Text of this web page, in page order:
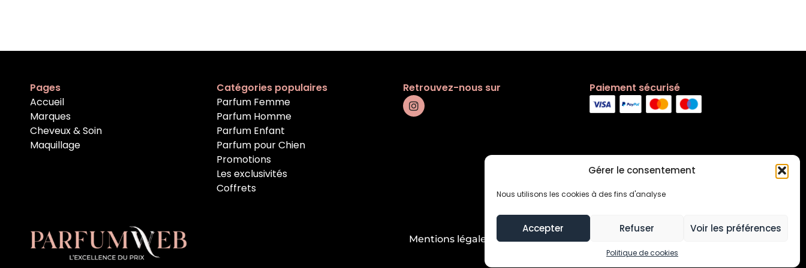
Gérer le consentement
Nous utilisons les cookies à des fins d'analyse
Accepter Refuser Voir les préférences
Politique de cookies
Pages
Accueil
Marques
Cheveux & Soin
Maquillage
Catégories populaires
Parfum Femme
Parfum Homme
Parfum Enfant
Parfum pour Chien
Promotions
Les exclusivités
Coffrets
Retrouvez-nous sur Paiement sécurisé
Mentions légales Conditions générales